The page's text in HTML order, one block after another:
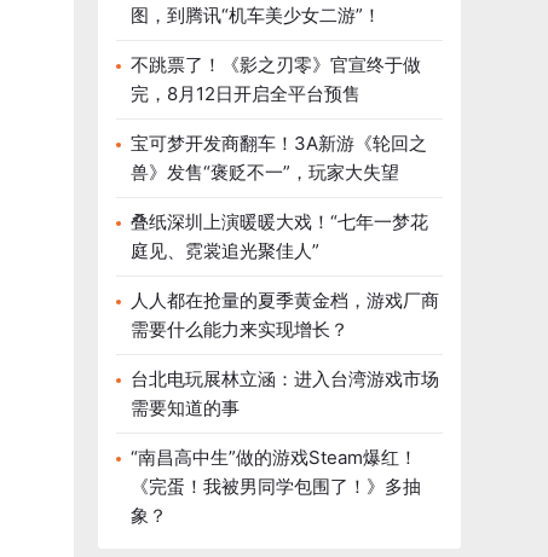
图，到腾讯“机车美少女二游”！
不跳票了！《影之刃零》官宣终于做
完，8月12日开启全平台预售
宝可梦开发商翻车！3A新游《轮回之
兽》发售“褒贬不一”，玩家大失望
叠纸深圳上演暖暖大戏！“七年一梦花
庭见、霓裳追光聚佳人”
人人都在抢量的夏季黄金档，游戏厂商
需要什么能力来实现增长？
台北电玩展林立涵：进入台湾游戏市场
需要知道的事
“南昌高中生”做的游戏Steam爆红！
《完蛋！我被男同学包围了！》多抽
象？